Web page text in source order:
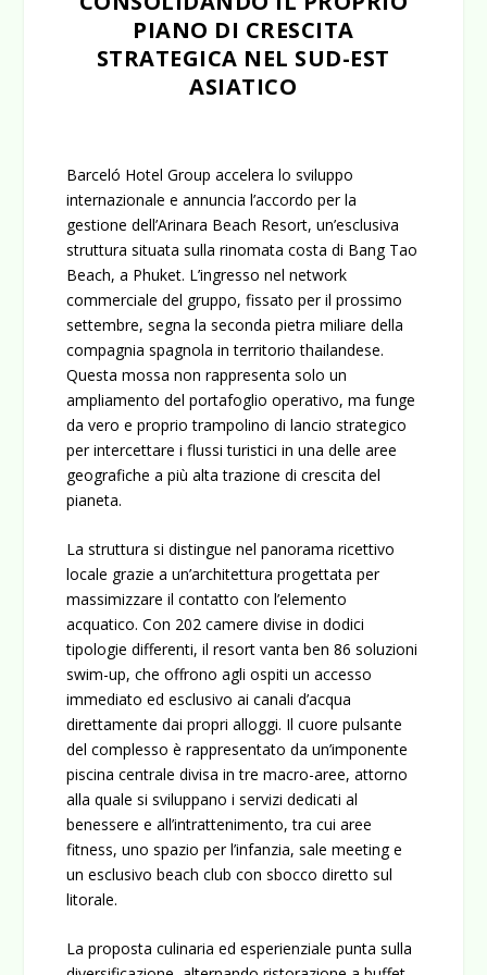
PIANO DI CRESCITA
STRATEGICA NEL SUD-EST
ASIATICO
Barceló Hotel Group accelera lo sviluppo
internazionale e annuncia l’accordo per la
gestione dell’Arinara Beach Resort, un’esclusiva
struttura situata sulla rinomata costa di Bang Tao
Beach, a Phuket. L’ingresso nel network
commerciale del gruppo, fissato per il prossimo
settembre, segna la seconda pietra miliare della
compagnia spagnola in territorio thailandese.
Questa mossa non rappresenta solo un
ampliamento del portafoglio operativo, ma funge
da vero e proprio trampolino di lancio strategico
per intercettare i flussi turistici in una delle aree
geografiche a più alta trazione di crescita del
pianeta.
La struttura si distingue nel panorama ricettivo
locale grazie a un’architettura progettata per
massimizzare il contatto con l’elemento
acquatico. Con 202 camere divise in dodici
tipologie differenti, il resort vanta ben 86 soluzioni
swim-up, che offrono agli ospiti un accesso
immediato ed esclusivo ai canali d’acqua
direttamente dai propri alloggi. Il cuore pulsante
del complesso è rappresentato da un’imponente
piscina centrale divisa in tre macro-aree, attorno
alla quale si sviluppano i servizi dedicati al
benessere e all’intrattenimento, tra cui aree
fitness, uno spazio per l’infanzia, sale meeting e
un esclusivo beach club con sbocco diretto sul
litorale.
La proposta culinaria ed esperienziale punta sulla